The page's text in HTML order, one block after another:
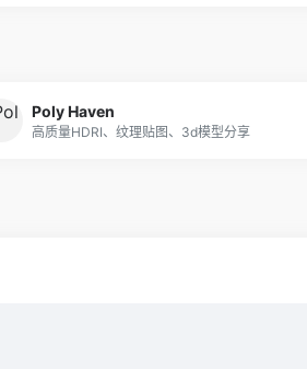
Poly Haven
高质量HDRI、纹理贴图、3d模型分享